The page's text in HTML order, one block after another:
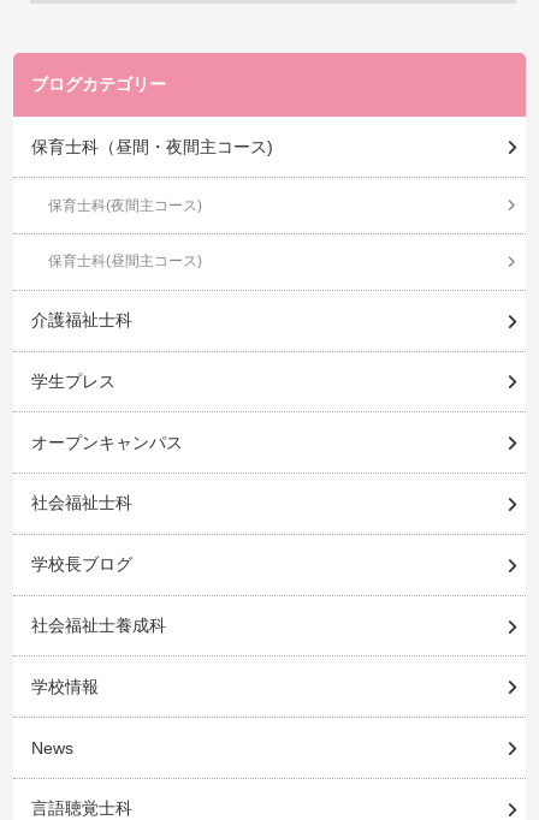
ブログカテゴリー
保育士科（昼間・夜間主コース)
保育士科(夜間主コース)
保育士科(昼間主コース)
介護福祉士科
学生プレス
オープンキャンパス
社会福祉士科
学校長ブログ
社会福祉士養成科
学校情報
News
言語聴覚士科